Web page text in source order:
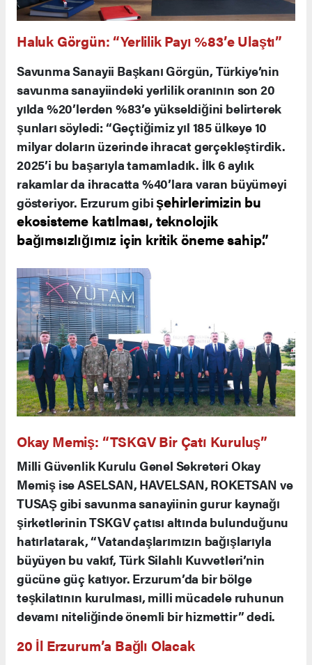
Haluk Görgün: “Yerlilik Payı %83’e Ulaştı”
Savunma Sanayii Başkanı Görgün, Türkiye’nin
savunma sanayiindeki yerlilik oranının son 20
yılda %20’lerden %83’e yükseldiğini belirterek
şunları söyledi: “Geçtiğimiz yıl 185 ülkeye 10
milyar doların üzerinde ihracat gerçekleştirdik.
2025’i bu başarıyla tamamladık. İlk 6 aylık
rakamlar da ihracatta %40’lara varan büyümeyi
gösteriyor. Erzurum gibişehirlerimizin bu
ekosisteme katılması, teknolojik
bağımsızlığımız için kritik öneme sahip.”
Okay Memiş: “TSKGV Bir Çatı Kuruluş”
Milli Güvenlik Kurulu Genel Sekreteri Okay
Memiş ise ASELSAN, HAVELSAN, ROKETSAN ve
TUSAŞ gibi savunma sanayiinin gurur kaynağı
şirketlerinin TSKGV çatısı altında bulunduğunu
hatırlatarak, “Vatandaşlarımızın bağışlarıyla
büyüyen bu vakıf, Türk Silahlı Kuvvetleri’nin
gücüne güç katıyor. Erzurum’da bir bölge
teşkilatının kurulması, milli mücadele ruhunun
devamı niteliğinde önemli bir hizmettir” dedi.
20 İl Erzurum’a Bağlı Olacak